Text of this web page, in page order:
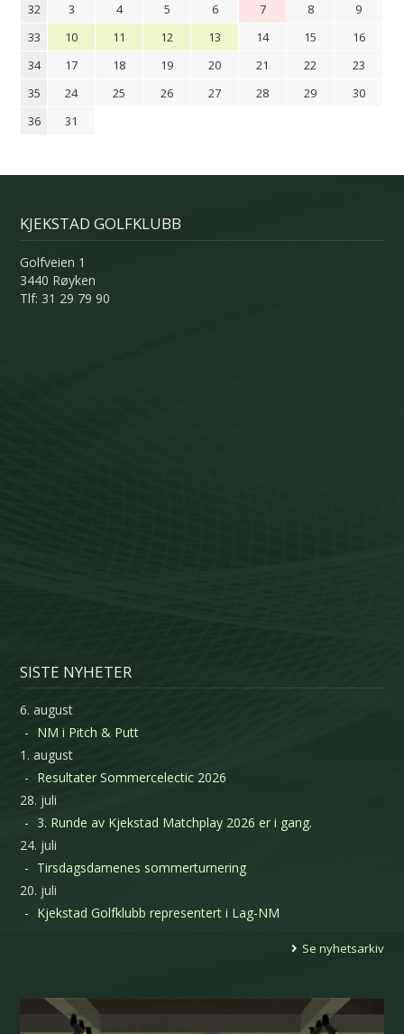
32
3 4 5 6 7 8
9
33
10 11 12 13 14 15
16
34
17 18 19 20 21 22
23
35
24 25 26 27 28 29
30
36
31
KJEKSTAD GOLFKLUBB
Golfveien 1
3440 Røyken
Tlf: 31 29 79 90
SISTE NYHETER
6. august
NM i Pitch & Putt
1. august
Resultater Sommercelectic 2026
28. juli
3. Runde av Kjekstad Matchplay 2026 er i gang.
24. juli
Tirsdagsdamenes sommerturnering
20. juli
Kjekstad Golfklubb representert i Lag-NM
Se nyhetsarkiv